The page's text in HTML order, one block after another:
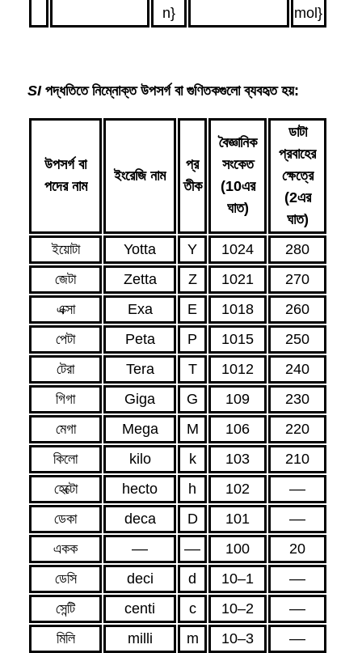
SIপদ্ধতিতে নিম্নোক্ত উপসর্গ বা গুণিতকগুলো ব্যবহৃত হয়:
উপসর্গ বা
পদের নাম
ইংরেজি নাম
প্র
তীক
বৈজ্ঞানিক
সংকেত
(10এর
ঘাত)
ডাটা
প্রবাহের
ক্ষেত্রে
(2এর
ঘাত)
ইয়োটা
Yotta Y 1024
280
জেটা
Zetta Z 1021
270
এক্সা
Exa E 1018
260
পেটা
Peta P 1015
250
টেরা
Tera T 1012
240
গিগা
Giga G 109
230
মেগা
Mega M 106
220
কিলো
kilo k 103
210
হেক্টো
hecto h 102
––
ডেকা
deca D 101
––
একক
–– –– 100
20
ডেসি
deci d 10–1
––
সেন্টি
centi c 10–2
––
মিলি
milli m 10–3
––